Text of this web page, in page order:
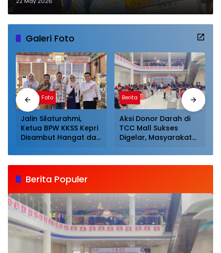
Galeri Foto
Galeri Foto
Jalin Silaturahmi,
Ketua BPW KKSS Kepri
Disambut Hangat dan
Ketua BPW KKSS
Sumut
Berita
Aksi Donor Darah di
TCC Mall Sukses
Digelar, Masyarakat
Berita Populer